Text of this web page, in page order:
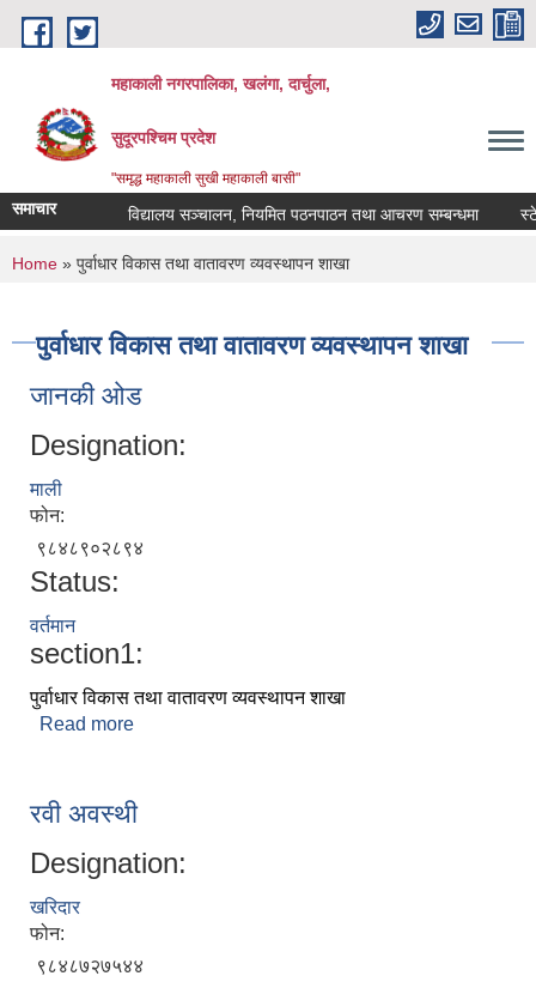
Skip to main content
महाकाली नगरपालिका, खलंगा, दार्चुला,
सुदूरपश्चिम प्रदेश
"समृद्ध महाकाली सुखी महाकाली बासी"
समाचार विद्यालय सञ्चालन, नियमित पठनपाठन तथा आचरण सम्बन्धमा
You are here
Home » पुर्वाधार विकास तथा वातावरण व्यवस्थापन शाखा
पुर्वाधार विकास तथा वातावरण व्यवस्थापन शाखा
जानकी ओड
Designation:
माली
फोन:
९८४८९०२८९४
Status:
वर्तमान
section1:
पुर्वाधार विकास तथा वातावरण व्यवस्थापन शाखा
Read more
रवी अवस्थी
Designation:
खरिदार
फोन:
९८४८७२७५४४